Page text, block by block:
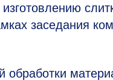
заседания
обработки